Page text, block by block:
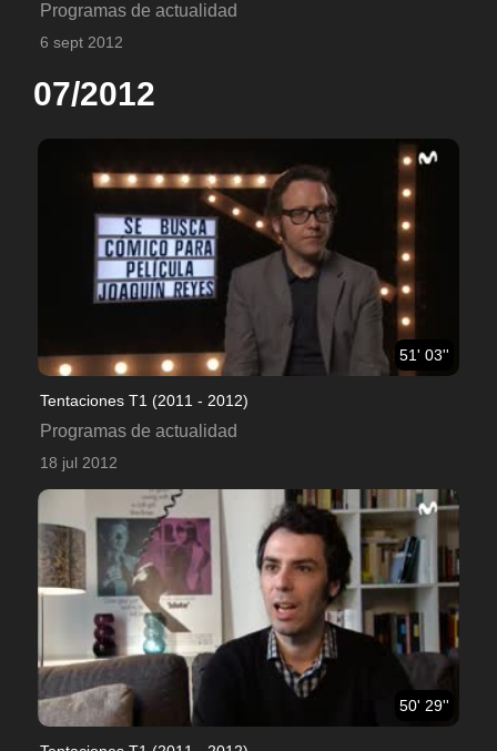
Programas de actualidad
6 sept 2012
07/2012
51' 03''
Tentaciones T1 (2011 - 2012)
Programas de actualidad
18 jul 2012
50' 29''